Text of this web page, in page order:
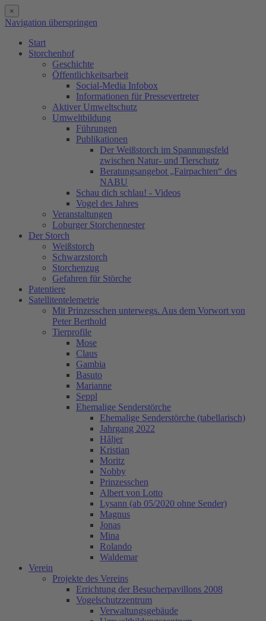
×
Navigation überspringen
Start
Storchenhof
Geschichte
Öffentlichkeitsarbeit
Social-Media Infobox
Informationen für Pressevertreter
Aktiver Umweltschutz
Umweltbildung
Führungen
Publikationen
Der Weißstorch im Spannungsfeld
zwischen Natur- und Tierschutz
Beratungsangebot „Fairpachten“ des
NABU
Schau dich schlau! - Videos
Vogel des Jahres
Veranstaltungen
Loburger Storchennester
Der Storch
Weißstorch
Schwarzstorch
Storchenzug
Gefahren für Störche
Patentiere
Satellitentelemetrie
Mit Prinzesschen unterwegs. Aus dem Vorwort von
Peter Berthold
Tierprofile
Mose
Claus
Gambia
Basuto
Marianne
Seppl
Ehemalige Senderstörche
Ehemalige Senderstörche (tabellarisch)
Jahrgang 2022
Håljer
Kristian
Moritz
Nobby
Prinzesschen
Albert von Lotto
Lysann (ab 05/2020 ohne Sender)
Magnus
Jonas
Mina
Rolando
Waldemar
Verein
Projekte des Vereins
Errichtung der Besucherpavillons 2008
Vogelschutzzentrum
Verwaltungsgebäude